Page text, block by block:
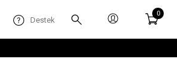
Destek
0